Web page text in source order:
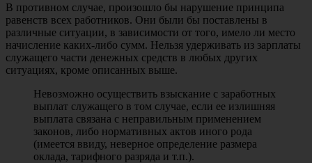
В противном случае, произошло бы нарушение принципа
равенств всех работников. Они были бы поставлены в
различные ситуации, в зависимости от того, имело ли место
начисление каких-либо сумм. Нельзя удерживать из зарплаты
служащего части денежных средств в любых других
ситуациях, кроме описанных выше.
Невозможно осуществить взыскание с заработных
выплат служащего в том случае, если ее излишняя
выплата связана с неправильным применением
законов, либо нормативных актов иного рода
(имеется ввиду, неверное определение размера
оклада, тарифного разряда и т.п.).